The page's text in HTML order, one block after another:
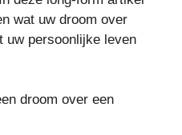
wat uw droom over
uw persoonlijke leven
droom over een